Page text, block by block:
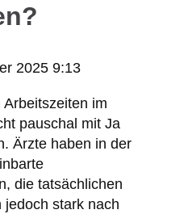
2025 9:13
im
pauschal mit Ja
Ärzte haben in der
die tatsächlichen
stark nach